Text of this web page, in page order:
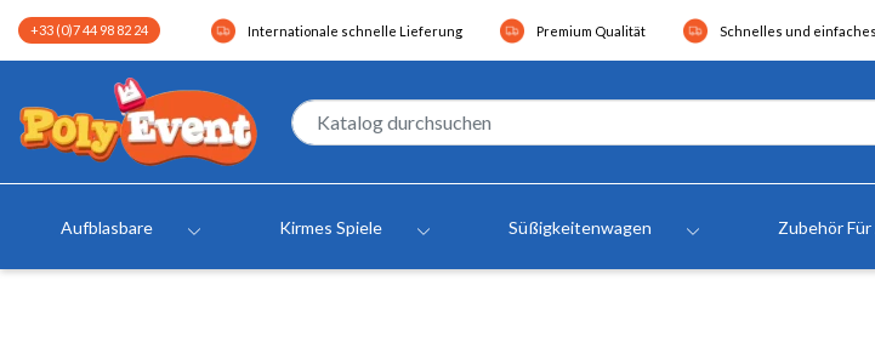
+33 (0)7 44 98 82 24 Internationale schnelle Lieferung Premium Qualität Schnelles und
Aufblasbare Kirmes Spiele Süßigkeitenwagen Zubehör